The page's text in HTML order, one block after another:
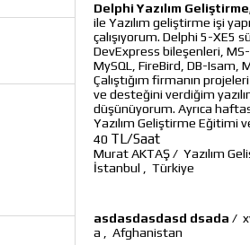
Delphi Yazılım
ile Yazılım geliştirme işi
çalışıyorum. Delphi 5-XE5
DevExpress bileşenleri,
MySQL, FireBird, DB-Isam,
Çalıştığım firmanın
ve desteğini verdiğim
düşünüyorum. Ayrıca
Yazılım Geliştirme
40 TL/Saat
Murat AKTAŞ/ Yazılım
İstanbul
Türkiye
asdasdasdasd dsada /
a
Afghanistan